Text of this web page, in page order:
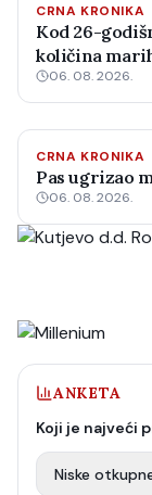
CRNA KRONIKA
Kod 26-
količina
06. 08. 2026.
CRNA KRONIKA
Pas ugrizao
06. 08. 2026.
ANKETA
Koji je najveći
Niske